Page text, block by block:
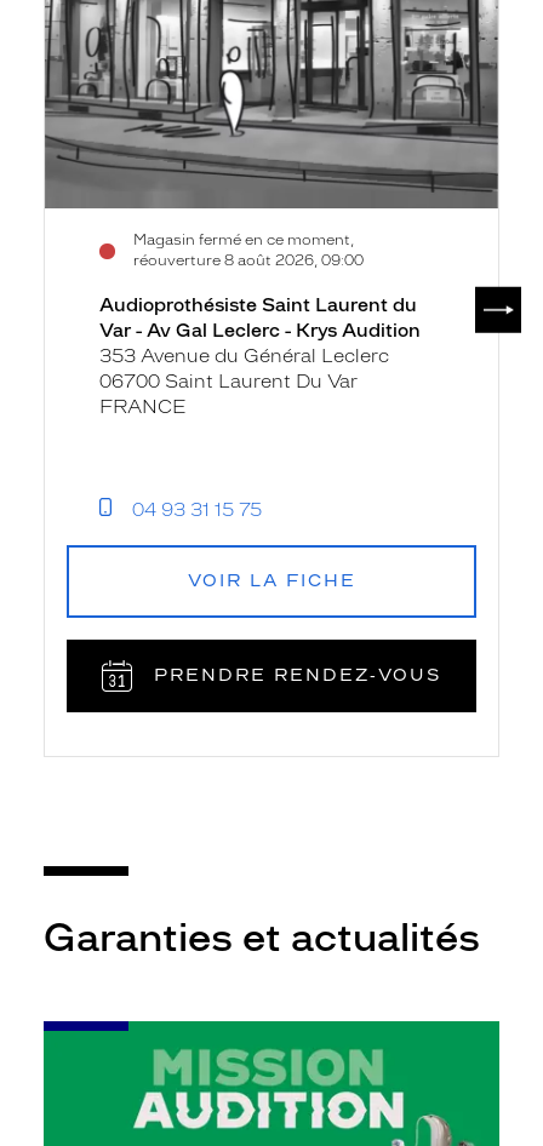
du
Var
-
Av
Gal
Leclerc
Krys
Audition
Magasin fermé en ce moment,
réouverture 8 août 2026, 09:00
Audioprothésiste Saint Laurent du
Var - Av Gal Leclerc - Krys Audition
353 Avenue du Général Leclerc
06700 Saint Laurent Du Var
FRANCE
04 93 31 15 75
VOIR LA FICHE
PRENDRE RENDEZ‑VOUS
Garanties et actualités
-